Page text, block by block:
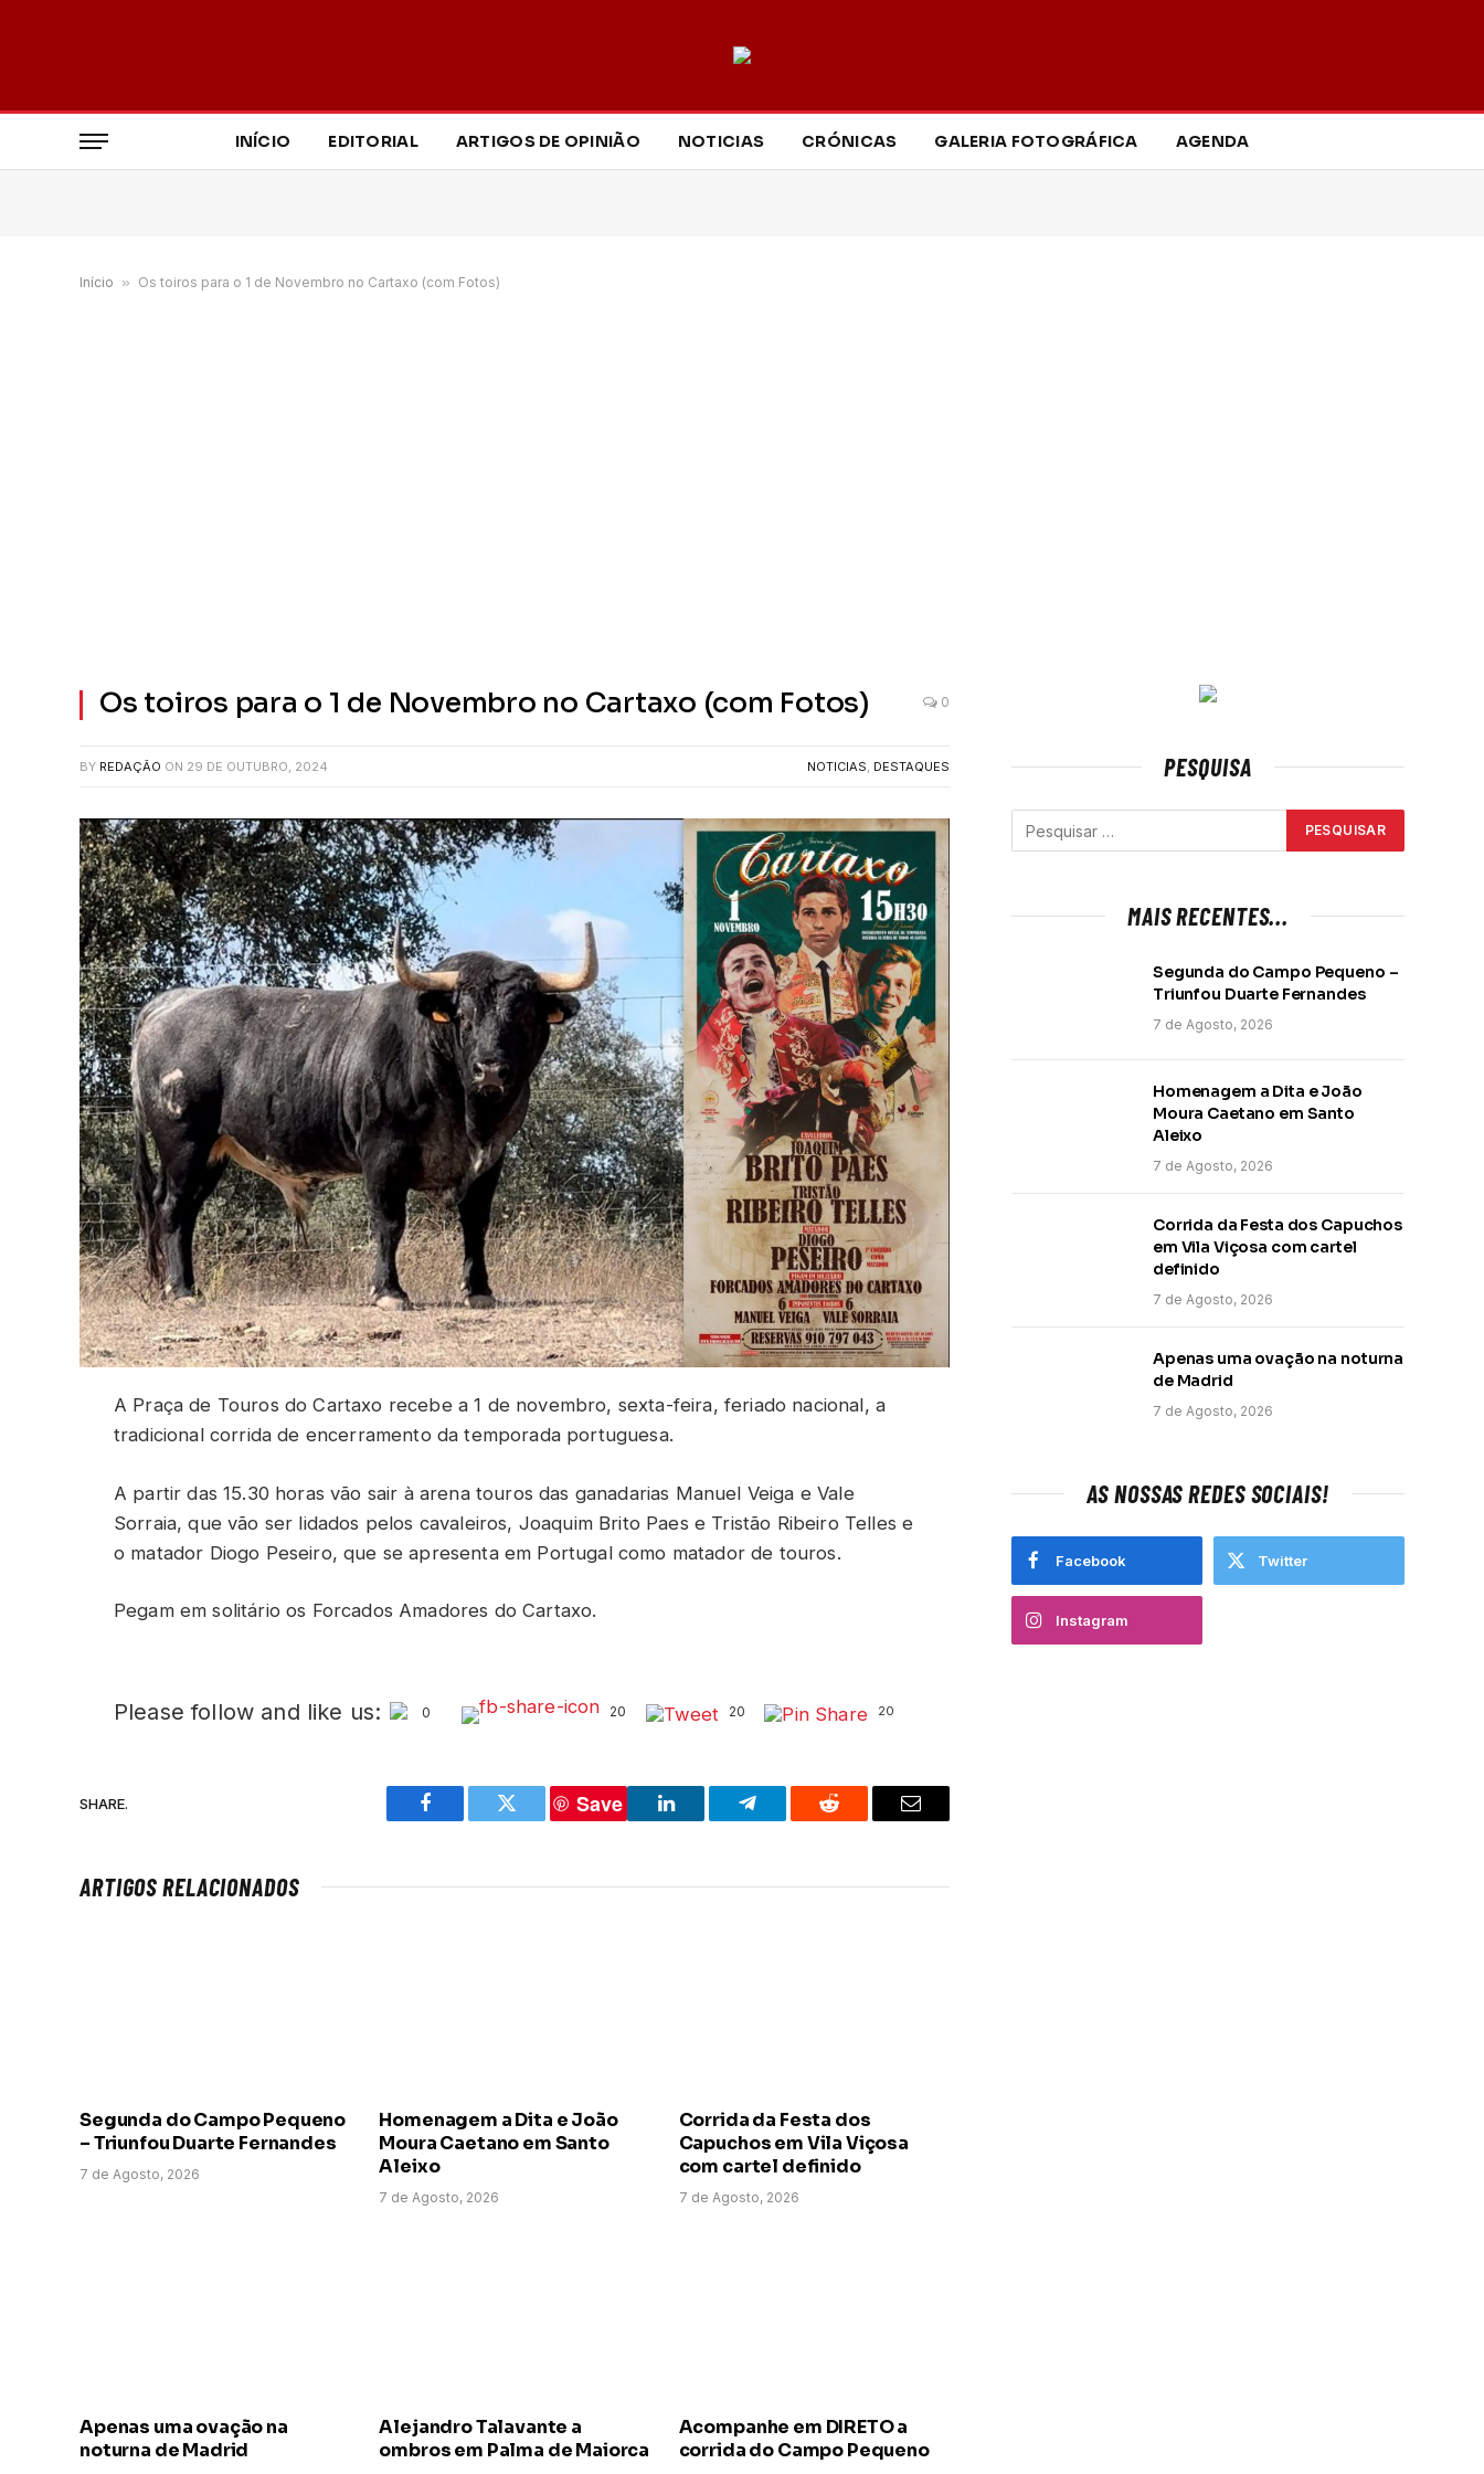
INÍCIO EDITORIAL ARTIGOS DE OPINIÃO NOTICIAS CRÓNICAS GALERIA FOTOGRÁFICA AGENDA
Início » Os toiros para o 1 de Novembro no Cartaxo (com Fotos)
Os toiros para o 1 de Novembro no Cartaxo (com Fotos) 0
BY REDAÇÃO ON 29 DE OUTUBRO, 2024 NOTICIAS, DESTAQUES
A Praça de Touros do Cartaxo recebe a 1 de novembro, sexta-feira, feriado nacional, a
tradicional corrida de encerramento da temporada portuguesa.
A partir das 15.30 horas vão sair à arena touros das ganadarias Manuel Veiga e Vale
Sorraia, que vão ser lidados pelos cavaleiros, Joaquim Brito Paes e Tristão Ribeiro Telles e
o matador Diogo Peseiro, que se apresenta em Portugal como matador de touros.
Pegam em solitário os Forcados Amadores do Cartaxo.
Please follow and like us: 0 20 20 20
SHARE.
Facebook Twitter
Save
LinkedIn Telegram Reddit Email
ARTIGOS RELACIONADOS
Segunda do Campo Pequeno
– Triunfou Duarte Fernandes
7 de Agosto, 2026
Homenagem a Dita e João
Moura Caetano em Santo
Aleixo
7 de Agosto, 2026
Corrida da Festa dos
Capuchos em Vila Viçosa
com cartel definido
7 de Agosto, 2026
Apenas uma ovação na
noturna de Madrid
Alejandro Talavante a
ombros em Palma de Maiorca
Acompanhe em DIRETO a
corrida do Campo Pequeno
PESQUISA
MAIS RECENTES...
Segunda do Campo Pequeno –
Triunfou Duarte Fernandes
7 de Agosto, 2026
Homenagem a Dita e João
Moura Caetano em Santo
Aleixo
7 de Agosto, 2026
Corrida da Festa dos Capuchos
em Vila Viçosa com cartel
definido
7 de Agosto, 2026
Apenas uma ovação na noturna
de Madrid
7 de Agosto, 2026
AS NOSSAS REDES SOCIAIS!
Facebook Twitter
Instagram